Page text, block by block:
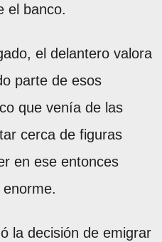
el banco.
el delantero valora
parte de esos
que venía de las
cerca de figuras
en ese entonces
la decisión de emigrar